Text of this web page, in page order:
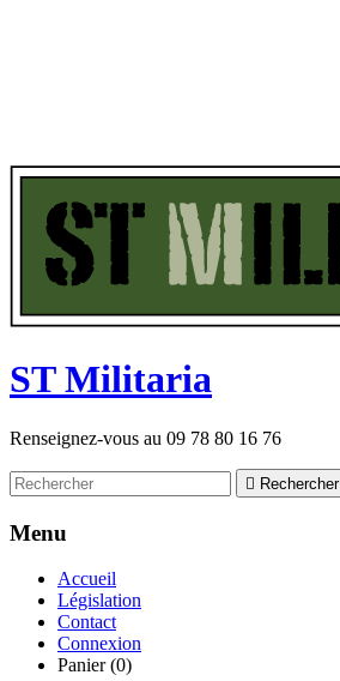
STMilitaria
Renseignez-vous au 09 78 80 16 76
 Rechercher
Menu
Accueil
Législation
Contact
Connexion
Panier (0)